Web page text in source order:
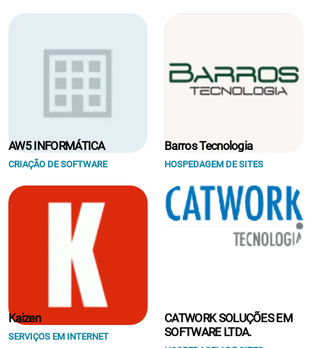
AW5 INFORMÁTICA
CRIAÇÃO DE SOFTWARE
Barros Tecnologia
HOSPEDAGEM DE SITES
Kaizen
SERVIÇOS EM INTERNET
CATWORK SOLUÇÕES EM
SOFTWARE LTDA.